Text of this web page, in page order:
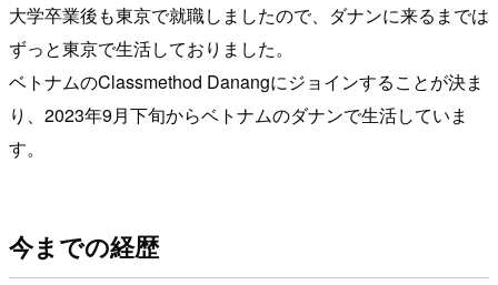
大学卒業後も東京で就職しましたので、ダナンに来るまでは
ずっと東京で生活しておりました。
ベトナムのClassmethod Danangにジョインすることが決ま
り、2023年9月下旬からベトナムのダナンで生活していま
す。
今までの経歴